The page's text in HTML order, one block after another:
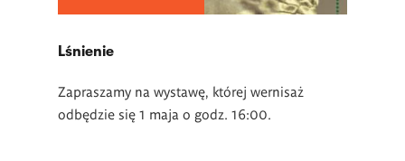
Lśnienie
Zapraszamy na wystawę, której wernisaż
odbędzie się 1 maja o godz. 16:00.